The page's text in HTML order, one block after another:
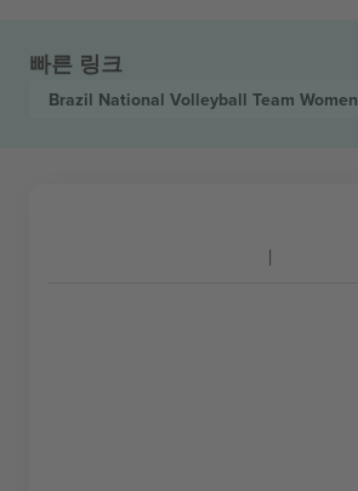
빠른 링크
Brazil National Volleyball Team Women